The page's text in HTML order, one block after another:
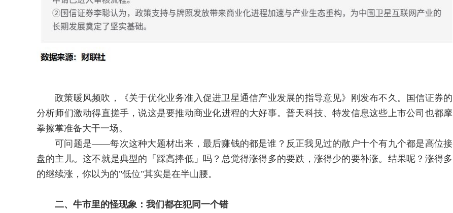
政策暖风频吹，《关于优化业务准入促进卫星通信产业发展的指导意见》刚发布不久。国信证券的
分析师们激动得直搓手，说这是要推动商业化进程的大好事。普天科技、特发信息这些上市公司也都摩
拳擦掌准备大干一场。
可问题是——每次这种大题材出来，最后赚钱的都是谁？反正我见过的散户十个有九个都是高位接
盘的主儿。这不就是典型的「踩高捧低」吗？总觉得涨得多的要跌，涨得少的要补涨。结果呢？涨得多
的继续涨，你以为的"低位"其实是在半山腰。
二、牛市里的怪现象：我们都在犯同一个错